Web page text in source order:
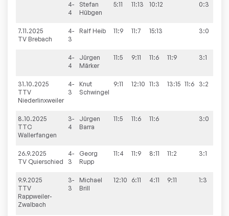
4-
4
Stefan
Hübgen
5:11 11:13 10:12 0:3
7.11.2025
TV Brebach
4-
3
Ralf Heib 11:9 11:7 15:13 3:0
4-
4
Jürgen
Märker
11:5 9:11 11:6 11:9 3:1
31.10.2025
TTV
Niederlinxweiler
4-
3
Knut
Schwingel
9:11 12:10 11:3 13:15 11:6 3:2
8.10.2025
TTC
Wallerfangen
3-
4
Jürgen
Barra
11:5 11:6 11:6 3:0
26.9.2025
TV Quierschied
4-
3
Georg
Rupp
11:4 11:9 8:11 11:2 3:1
9.9.2025
TTV
Rappweiler-
Zwalbach
3-
3
Michael
Brill
12:10 6:11 4:11 9:11 1:3